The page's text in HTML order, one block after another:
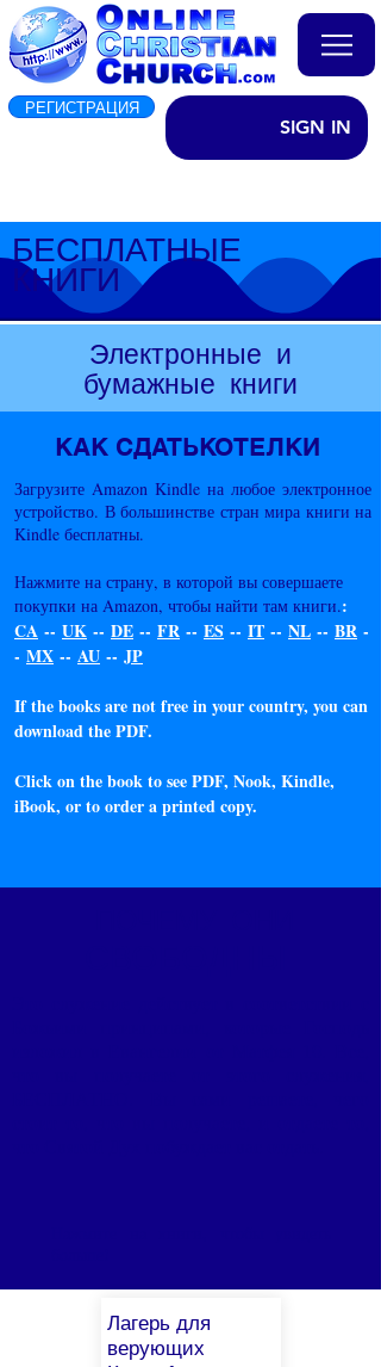
РЕГИСТРАЦИЯ
SIGN IN
БЕСПЛАТНЫЕ
КНИГИ
Электронные и
бумажные книги
КАК СДАТЬКОТЕЛКИ
Загрузите Amazon Kindle на любое электронное
устройство. В большинстве стран мира книги на
Kindle бесплатны.
Нажмите на страну, в которой вы совершаете
покупки на Amazon, чтобы найти там книги.:
CA -- UK -- DE -- FR -- ES -- IT -- NL -- BR -
- MX -- AU -- JP
If the books are not free in your country, you can
download the PDF.
Click on the book to see PDF, Nook, Kindle,
iBook, or to order a printed copy.
Лагерь для
верующих